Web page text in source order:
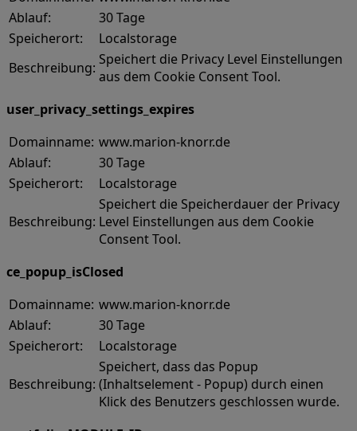
Ablauf:
30 Tage
Speicherort:
Localstorage
Beschreibung: Speichert die Privacy Level Einstellungen
aus dem Cookie Consent Tool.
user_privacy_settings_expires
Domainname: www.marion-knorr.de
Ablauf:
30 Tage
Speicherort:
Localstorage
Beschreibung:
Speichert die Speicherdauer der Privacy
Level Einstellungen aus dem Cookie
Consent Tool.
ce_popup_isClosed
Domainname: www.marion-knorr.de
Ablauf:
30 Tage
Speicherort:
Localstorage
Beschreibung:
Speichert, dass das Popup
(Inhaltselement - Popup) durch einen
Klick des Benutzers geschlossen wurde.